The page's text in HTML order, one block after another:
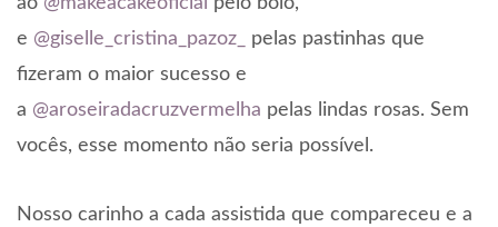
panel
panel
satın al
e @giselle_cristina_pazoz_
pelas pastinhas que
fizeram o maior sucesso e
a @aroseiradacruzvermelha pelas lindas rosas. Sem
vocês, esse momento não seria possível.
Nosso carinho a cada assistida que compareceu e a